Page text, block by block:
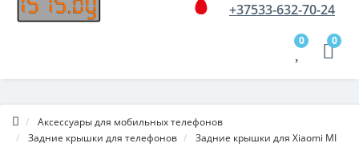
+37533-632-70-24
0 0
Аксессуары для мобильных телефонов
Задние крышки для телефонов
Задние крышки для Xiaomi MI